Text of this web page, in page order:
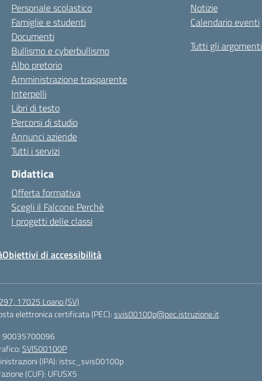
Personale scolastico
Famiglie e studenti
Documenti
Bullismo e cyberbullismo
Albo pretorio
Amministrazione trasparente
Interpelli
Libri di testo
Percorsi di studio
Annunci aziende
Tutti i servizi
Didattica
Offerta formativa
Scegli il Falcone Perchè
I progetti delle classi
Notizie
Calendario eventi
Tutti gli argomenti
Obiettivi di accessibilità
17025 Loano (SV)
elettronica certificata (PEC):svis00100p@pec.istruzione.it
90035700096
SVIS00100P
(IPA): istsc_svis00100p
(CUF): UFUSX5